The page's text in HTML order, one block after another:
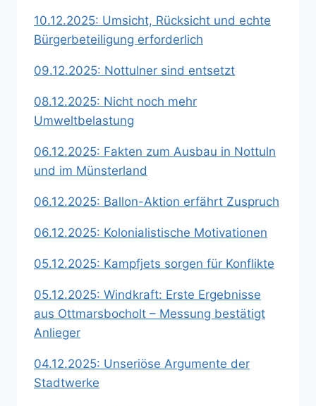
10.12.2025: Umsicht, Rücksicht und echte
Bürgerbeteiligung erforderlich
09.12.2025: Nottulner sind entsetzt
08.12.2025: Nicht noch mehr
Umweltbelastung
06.12.2025: Fakten zum Ausbau in Nottuln
und im Münsterland
06.12.2025: Ballon-Aktion erfährt Zuspruch
06.12.2025: Kolonialistische Motivationen
05.12.2025: Kampfjets sorgen für Konflikte
05.12.2025: Windkraft: Erste Ergebnisse
aus Ottmarsbocholt – Messung bestätigt
Anlieger
04.12.2025: Unseriöse Argumente der
Stadtwerke